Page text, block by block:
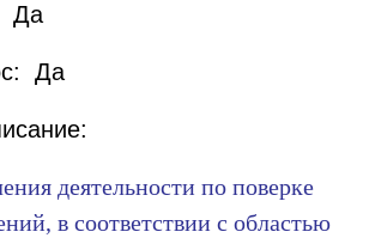
Да
Да
деятельности по поверке
в соответствии с областью